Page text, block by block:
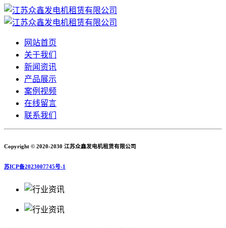
网站首页
关于我们
新闻资讯
产品展示
案例视频
在线留言
联系我们
Copyright © 2020-2030 江苏众鑫发电机租赁有限公司
苏ICP备2023007745号-1